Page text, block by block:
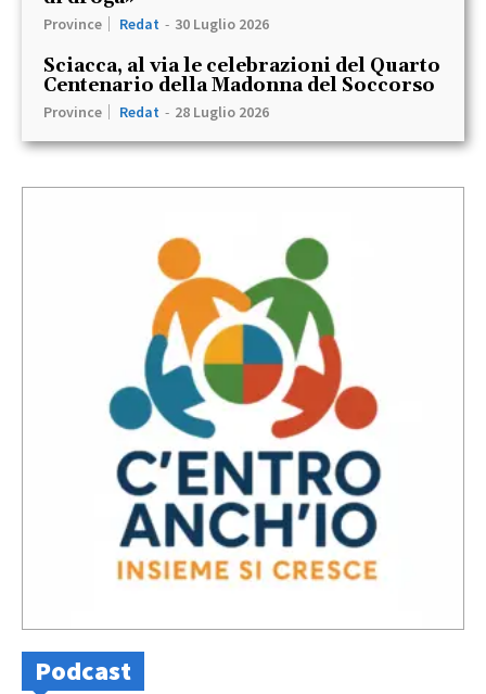
Province Redat - 30 Luglio 2026
Sciacca, al via le celebrazioni del Quarto
Centenario della Madonna del Soccorso
Province Redat - 28 Luglio 2026
Podcast